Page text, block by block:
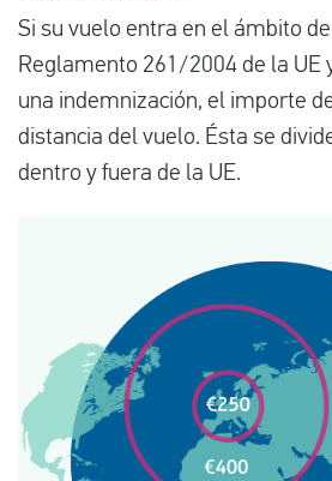
Si su vuelo entra en el ámbito
Reglamento 261/2004 de la UE
una indemnización, el importe
distancia del vuelo. Ésta se
dentro y fuera de la UE.